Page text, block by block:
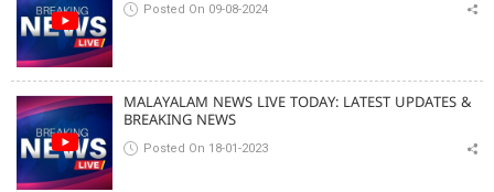
Posted On 09-08-2024
MALAYALAM NEWS LIVE TODAY: LATEST UPDATES &
BREAKING NEWS
Posted On 18-01-2023